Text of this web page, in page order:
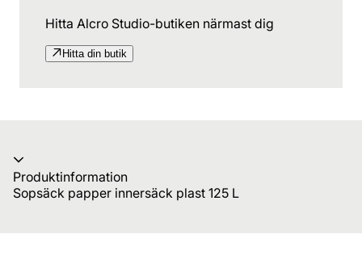
Hitta Alcro Studio-butiken närmast dig
Hitta din butik
Produktinformation
Sopsäck papper innersäck plast 125 L